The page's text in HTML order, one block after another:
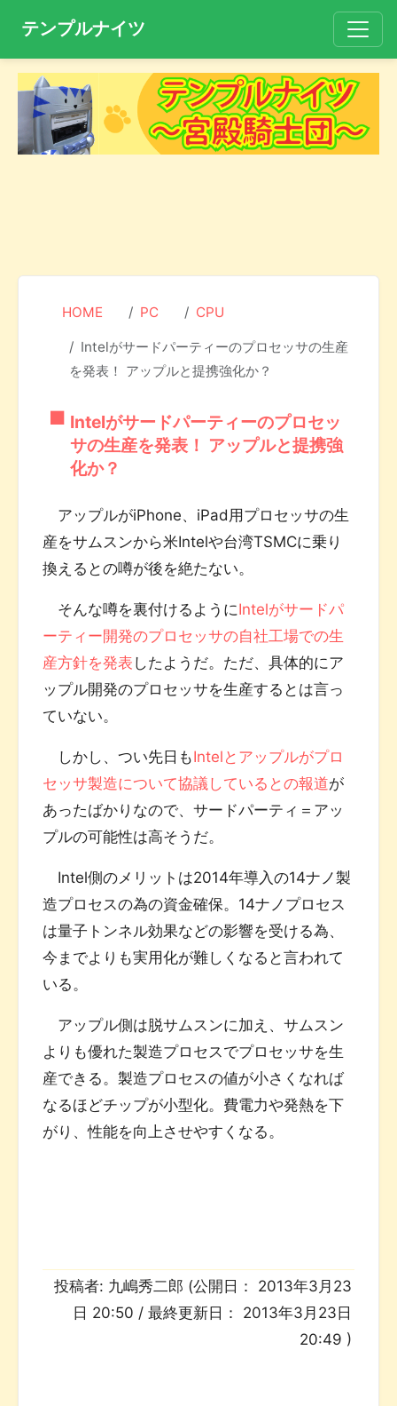
テンプルナイツ
HOME PC CPU
Intelがサードパーティーのプロセッサの生産
を発表！ アップルと提携強化か？
Intelがサードパーティーのプロセッ
サの生産を発表！ アップルと提携強
化か？
アップルがiPhone、iPad用プロセッサの生
産をサムスンから米Intelや台湾TSMCに乗り
換えるとの噂が後を絶たない。
そんな噂を裏付けるようにIntelがサードパ
ーティー開発のプロセッサの自社工場での生
産方針を発表 したようだ。ただ、具体的にア
ップル開発のプロセッサを生産するとは言っ
ていない。
しかし、つい先日もIntelとアップルがプロ
セッサ製造について協議しているとの報道が
あったばかりなので、サードパーティ＝アッ
プルの可能性は高そうだ。
Intel側のメリットは2014年導入の14ナノ製
造プロセスの為の資金確保。14ナノプロセス
は量子トンネル効果などの影響を受ける為、
今までよりも実用化が難しくなると言われて
いる。
アップル側は脱サムスンに加え、サムスン
よりも優れた製造プロセスでプロセッサを生
産できる。製造プロセスの値が小さくなれば
なるほどチップが小型化。費電力や発熱を下
がり、性能を向上させやすくなる。
投稿者: 九嶋秀二郎 (公開日： 2013年3月23
日 20:50 / 最終更新日： 2013年3月23日
20:49 )